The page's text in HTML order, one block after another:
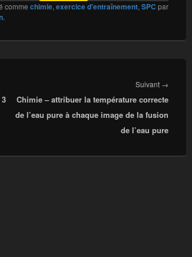
comme chimie, exercice d'entraînement, SPC par
.
Suivant →
suivant :
Chimie – attribuer la température correcte
de l’eau pure à chaque image de la fusion
de l’eau pure